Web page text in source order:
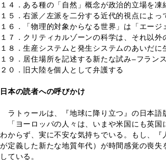
１４．ある種の「自然」概念が政治的立場を
１５．右派／左派を二分する近代的視点によ
１６．「物理的対象からなる世界」は「エー
１７．クリティカルゾーンの科学は、それ以
１８．生産システムと発生システムのあいだに
１９．居住場所を記述する新たな試み―フラン
２０．旧大陸を個人として弁護する
日本の読者への呼びかけ
ラトゥールは、『地球に降り立つ』の日本語
「ヨーロッパの人々は、いまや米国にも英国
わからず、実に不安な気持ちでいる。もし、
が定義した新たな地質年代）が時間感覚の喪
している。